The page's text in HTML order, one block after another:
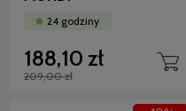
24 godziny
188,10 zł
209,00 zł